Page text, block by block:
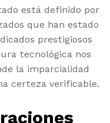
está definido por
que han estado
prestigiosos
tecnológica nos
la imparcialidad
certeza verificable.